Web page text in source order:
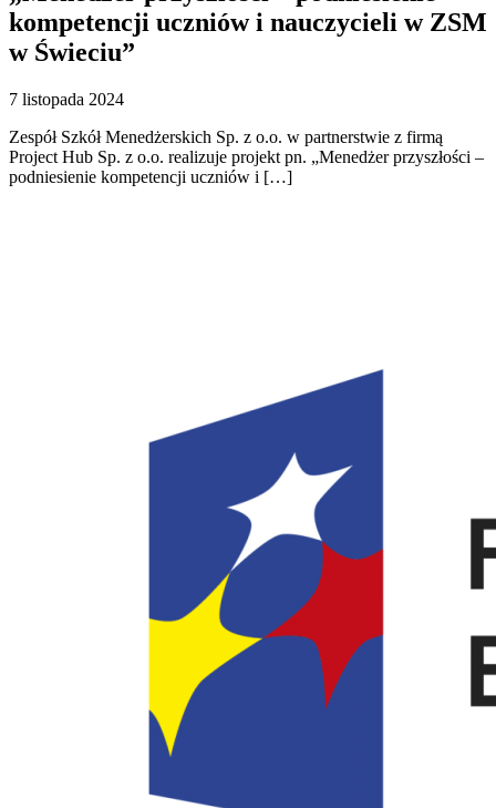
kompetencji uczniów i nauczycieli w ZSM
w Świeciu”
7 listopada 2024
Zespół Szkół Menedżerskich Sp. z o.o. w partnerstwie z firmą
Project Hub Sp. z o.o. realizuje projekt pn. „Menedżer przyszłości –
podniesienie kompetencji uczniów i […]